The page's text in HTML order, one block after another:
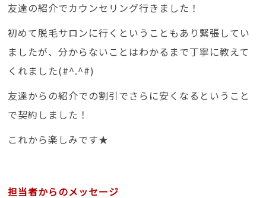
友達の紹介でカウンセリング行きました！
初めて脱毛サロンに行くということもあり緊張してい
ましたが、分からないことはわかるまで丁寧に教えて
くれました(#^.^#)
友達からの紹介での割引でさらに安くなるということ
で契約しました！
これから楽しみです★
担当者からのメッセージ